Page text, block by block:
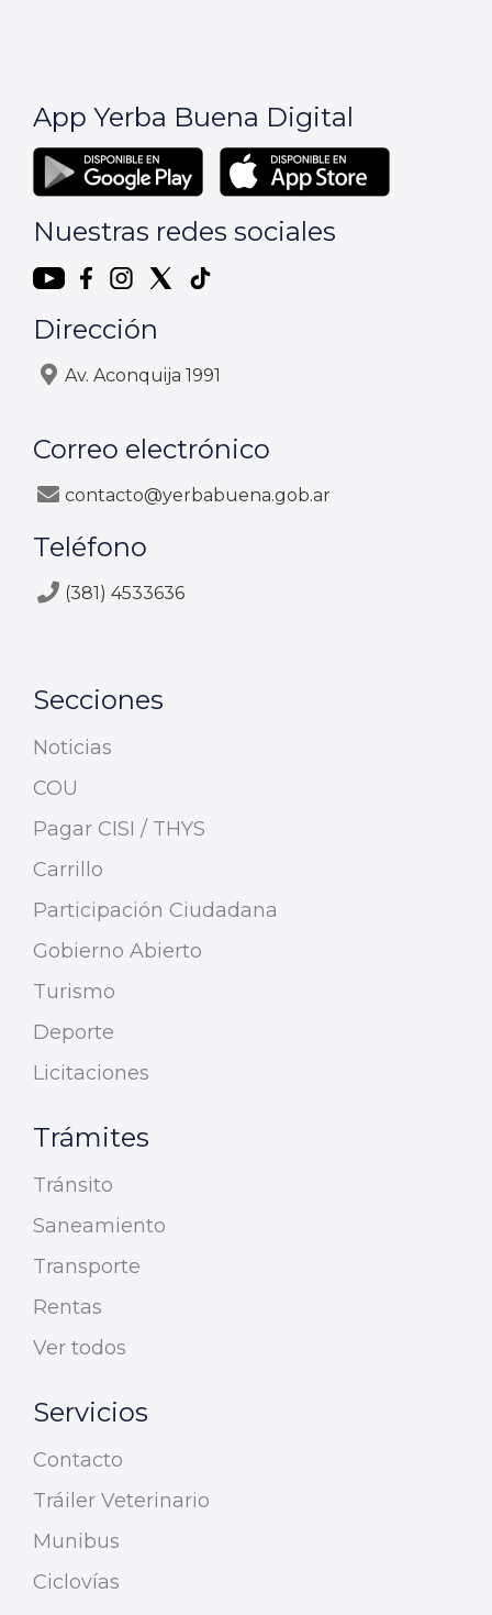
App Yerba Buena Digital
Nuestras redes sociales
Dirección
Av. Aconquija 1991
Correo electrónico
contacto@yerbabuena.gob.ar
Teléfono
(381) 4533636
Secciones
Noticias
COU
Pagar CISI / THYS
Carrillo
Participación Ciudadana
Gobierno Abierto
Turismo
Deporte
Licitaciones
Trámites
Tránsito
Saneamiento
Transporte
Rentas
Ver todos
Servicios
Contacto
Tráiler Veterinario
Munibus
Ciclovías